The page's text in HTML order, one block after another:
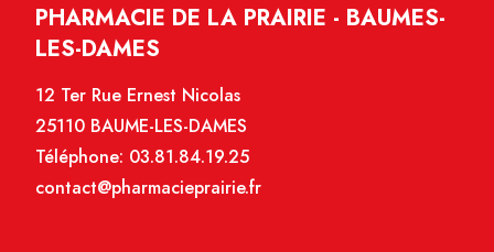
PHARMACIE DE LA PRAIRIE - BAUMES-
LES-DAMES
12 Ter Rue Ernest Nicolas
25110 BAUME-LES-DAMES
Téléphone: 03.81.84.19.25
contact@pharmacieprairie.fr